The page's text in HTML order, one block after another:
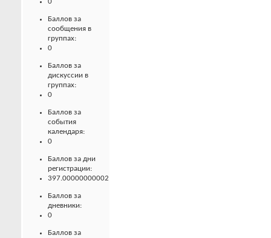
Баллов за
сообщения в
группах:
0
Баллов за
дискуссии в
группах:
0
Баллов за
события
календаря:
0
Баллов за дни
регистрации:
397.00000000002
Баллов за
дневники:
0
Баллов за